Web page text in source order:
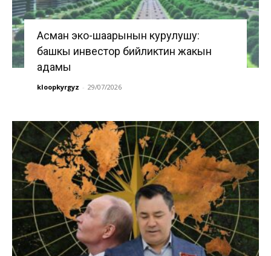
Асман эко-шаарынын курулушу:
башкы инвестор бийликтин жакын
адамы
kloopkyrgyz - 29/07/2026